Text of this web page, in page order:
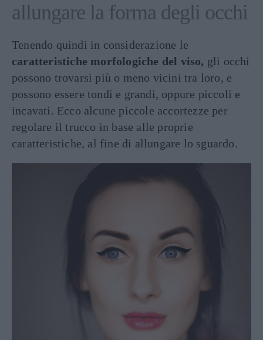
allungare la forma degli occhi
Tenendo quindi in considerazione le
caratteristiche morfologiche del viso, gli occhi
possono trovarsi più o meno vicini tra loro, e
possono essere tondi e grandi, oppure piccoli e
incavati. Ecco alcune piccole accortezze per
regolare il trucco in base alle proprie
caratteristiche, al fine di allungare lo sguardo.